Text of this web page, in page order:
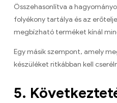
Összehasonlítva a
folyékony tartálya és az
megbízható terméket kínál
Egy másik szempont, amely
készüléket ritkábban kell
5.